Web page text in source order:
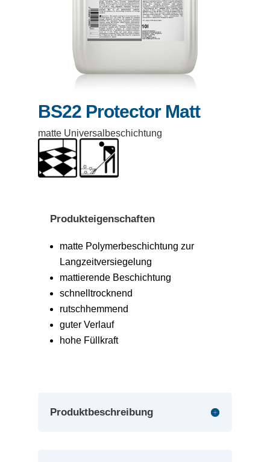
BS22 Protector Matt
matte Universalbeschichtung
Produkteigenschaften
matte Polymerbeschichtung zur
Langzeitversiegelung
mattierende Beschichtung
schnelltrocknend
rutschhemmend
guter Verlauf
hohe Füllkraft
Produktbeschreibung